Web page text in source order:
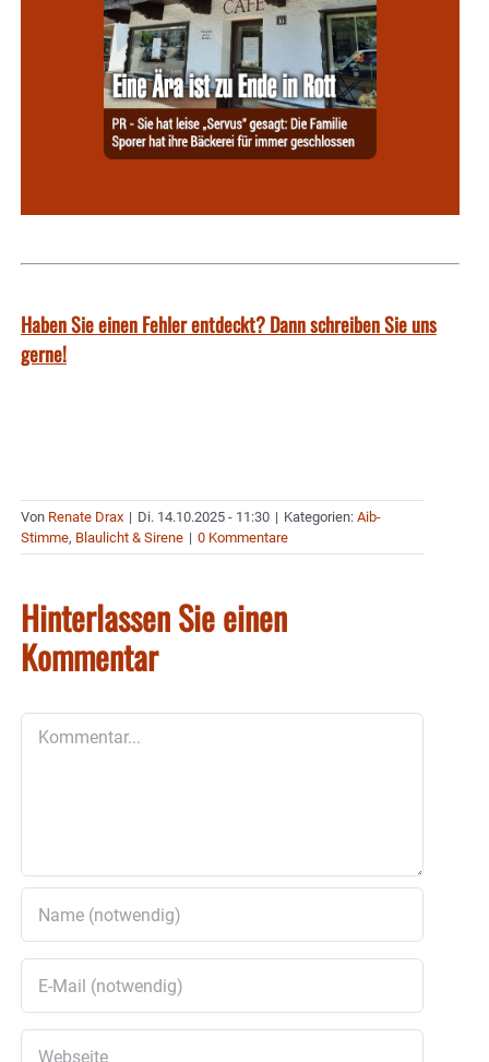
Haben Sie einen Fehler entdeckt? Dann schreiben Sie uns
gerne!
Von Renate Drax | Di. 14.10.2025 - 11:30 | Kategorien: Aib-
Stimme, Blaulicht & Sirene | 0 Kommentare
Hinterlassen Sie einen
Kommentar